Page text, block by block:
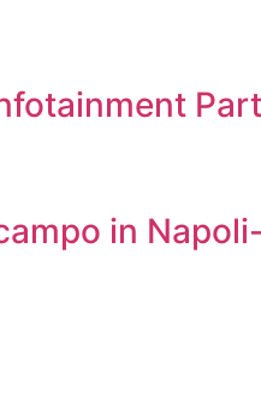
in